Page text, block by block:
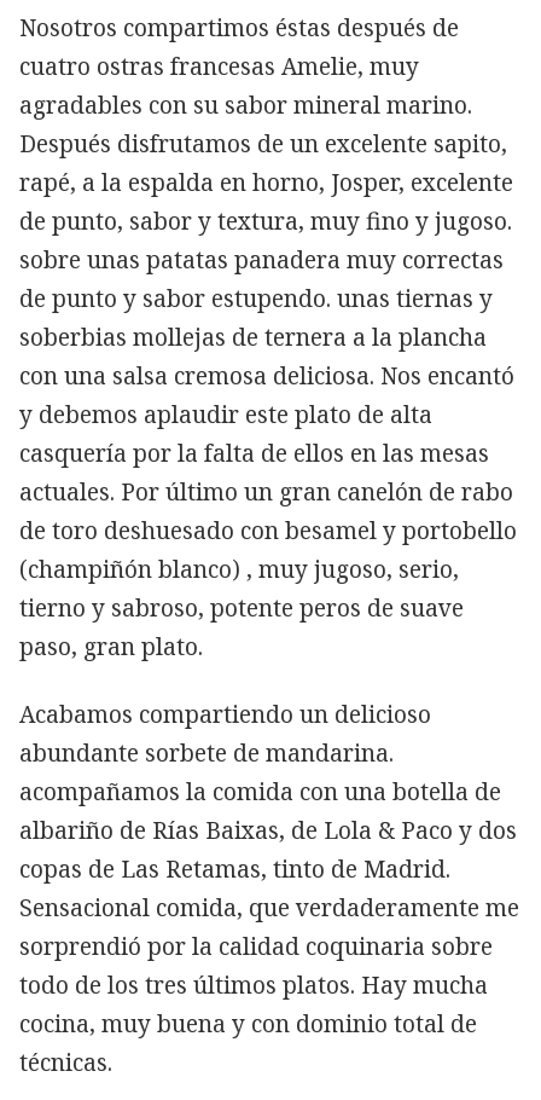
Nosotros compartimos éstas después de
cuatro ostras francesas Amelie, muy
agradables con su sabor mineral marino.
Después disfrutamos de un excelente sapito,
rapé, a la espalda en horno, Josper, excelente
de punto, sabor y textura, muy fino y jugoso.
sobre unas patatas panadera muy correctas
de punto y sabor estupendo. unas tiernas y
soberbias mollejas de ternera a la plancha
con una salsa cremosa deliciosa. Nos encantó
y debemos aplaudir este plato de alta
casquería por la falta de ellos en las mesas
actuales. Por último un gran canelón de rabo
de toro deshuesado con besamel y portobello
(champiñón blanco) , muy jugoso, serio,
tierno y sabroso, potente peros de suave
paso, gran plato.
Acabamos compartiendo un delicioso
abundante sorbete de mandarina.
acompañamos la comida con una botella de
albariño de Rías Baixas, de Lola & Paco y dos
copas de Las Retamas, tinto de Madrid.
Sensacional comida, que verdaderamente me
sorprendió por la calidad coquinaria sobre
todo de los tres últimos platos. Hay mucha
cocina, muy buena y con dominio total de
técnicas.